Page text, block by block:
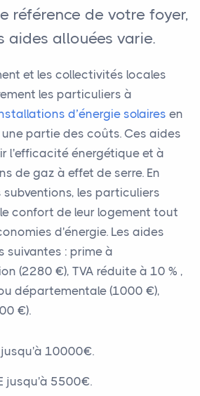
référence de votre foyer,
aides allouées varie.
et les collectivités locales
les particuliers à
d’énergie solaires en
partie des coûts. Ces aides
l'efficacité énergétique et à
de gaz à effet de serre. En
les particuliers
confort de leur logement tout
d'énergie. Les aides
suivantes : prime à
(2280 €), TVA réduite à 10 % ,
départementale (1000 €),
€).
10000€.
jusqu'à 5500€.